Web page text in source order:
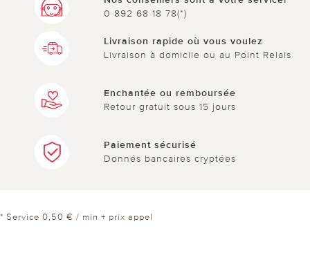
0 892 68 18 78(*)
Livraison rapide où vous voulez
Livraison à domicile ou au Point Relais
Enchantée ou remboursée
Retour gratuit sous 15 jours
Paiement sécurisé
Donnés bancaires cryptées
* Service 0,50 € / min + prix appel